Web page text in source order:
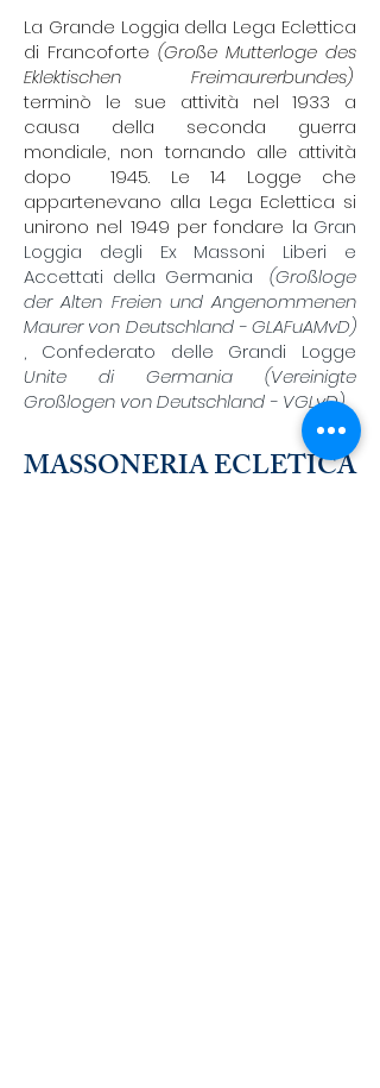
La Grande Loggia della Lega Eclettica
di Francoforte (Große Mutterloge des
Eklektischen Freimaurerbundes)
terminò le sue attività nel 1933 a
causa della seconda guerra
mondiale, non tornando alle attività
dopo
1945. Le 14 Logge che
appartenevano alla Lega Eclettica si
unirono nel 1949 per fondare la Gran
Loggia degli Ex Massoni Liberi e
Accettati della Germania
(Großloge
der Alten Freien und Angenommenen
Maurer von Deutschland - GLAFuAMvD)
, Confederato delle Grandi Logge
Unite di Germania (Vereinigte
Großlogen von Deutschland - VGLvD).
MASSONERIA ECLETICA